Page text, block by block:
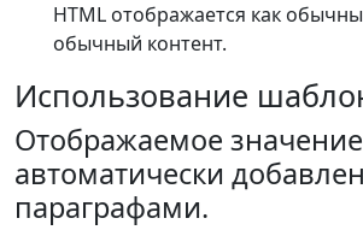
HTML отображается как
обычный контент.
Использование
Отображаемое
автоматически
параграфами.